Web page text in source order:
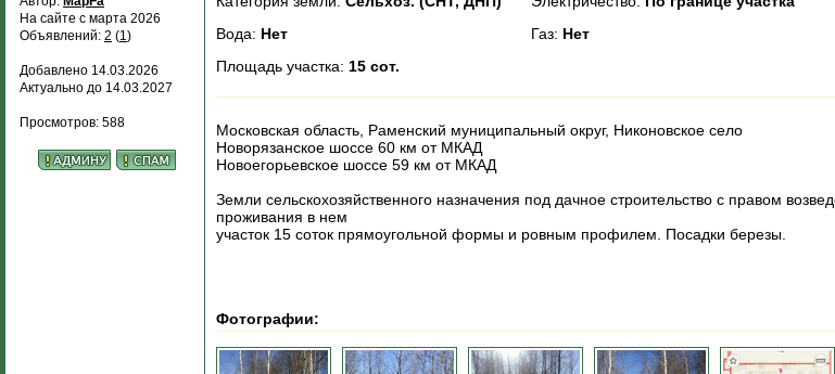
На сайте с марта 2026
Объявлений: 2 (1)
Добавлено 14.03.2026
Актуально до 14.03.2027
Просмотров: 588
Вода: Нет Газ: Нет
Площадь участка: 15 сот.
Московская область, Раменский муниципальный округ, Никоновское село
Новорязанское шоссе 60 км от МКАД
Новоегорьевское шоссе 59 км от МКАД
Земли сельскохозяйственного назначения под дачное строительство с правом
проживания в нем
участок 15 соток прямоугольной формы и ровным профилем. Посадки березы.
Фотографии: